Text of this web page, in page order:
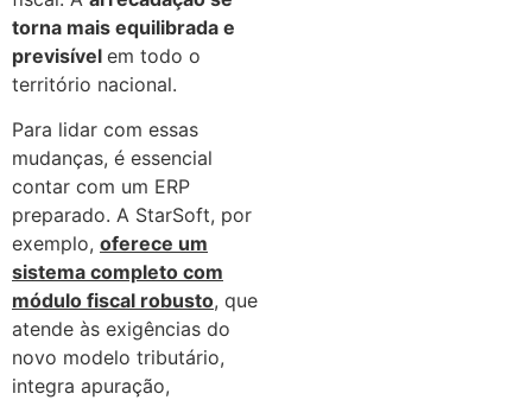
torna mais equilibrada e
previsível em todo o
território nacional.
Para lidar com essas
mudanças, é essencial
contar com um ERP
preparado. A StarSoft, por
exemplo, oferece um
sistema completo com
módulo fiscal robusto, que
atende às exigências do
novo modelo tributário,
integra apuração,